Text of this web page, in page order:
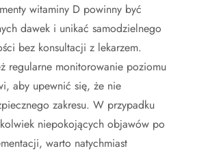
witaminy D powinny być
dawek i unikać samodzielnego
bez konsultacji z lekarzem.
regularne monitorowanie poziomu
aby upewnić się, że nie
zakresu. W przypadku
niepokojących objawów po
warto natychmiast